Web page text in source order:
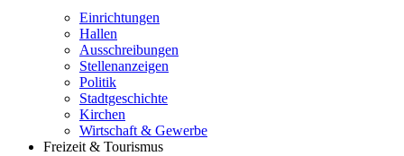
Einrichtungen
Hallen
Ausschreibungen
Stellenanzeigen
Politik
Stadtgeschichte
Kirchen
Wirtschaft & Gewerbe
Freizeit & Tourismus